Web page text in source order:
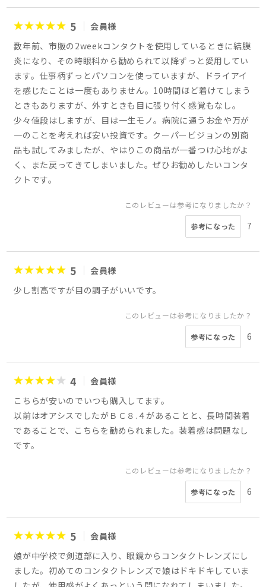
5
会員様
数年前、市販の2weekコンタクトを使用しているときに結膜
炎になり、その時眼科から勧められて以降ずっと愛用してい
ます。仕事柄ずっとパソコンを使っていますが、ドライアイ
を感じたことは一度もありません。10時間ほど着けてしまう
ときもありますが、外すときも目に張り付く感覚もなし。
少々値段はしますが、目は一生モノ。病院に通うお金や万が
一のことを考えれば安い投資です。クーパービジョンの別商
品も試してみましたが、やはりこの商品が一番つけ心地がよ
く、また戻ってきてしまいました。ぜひお勧めしたいコンタ
クトです。
このレビューは参考になりましたか？
参考になった 7
5
会員様
少し割高ですが目の調子がいいです。
このレビューは参考になりましたか？
参考になった 6
4
会員様
こちらが安いのでいつも購入してます。
以前はオアシスでしたがＢＣ８.４があることと、長時間装着
であることで、こちらを勧められました。装着感は問題なし
です。
このレビューは参考になりましたか？
参考になった 6
5
会員様
娘が中学校で剣道部に入り、眼鏡からコンタクトレンズにし
ました。初めてのコンタクトレンズで娘はドキドキしていま